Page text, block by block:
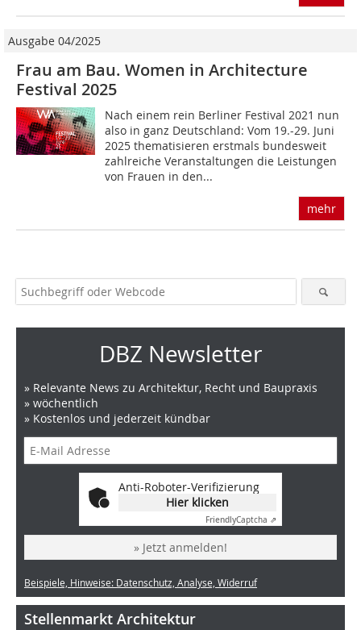
Ausgabe 04/2025
Frau am Bau. Women in Architecture
Festival 2025
Nach einem rein Berliner Festival 2021 nun
also in ganz Deutschland: Vom 19.-29. Juni
2025 thematisieren erstmals bundesweit
zahlreiche Veranstaltungen die Leistungen
von Frauen in den...
mehr
DBZ Newsletter
» Relevante News zu Architektur, Recht und Baupraxis
» wöchentlich
» Kostenlos und jederzeit kündbar
Anti-Roboter-Verifizierung
Hier klicken
FriendlyCaptcha ⇗
» Jetzt anmelden!
Beispiele, Hinweise: Datenschutz, Analyse, Widerruf
Stellenmarkt Architektur